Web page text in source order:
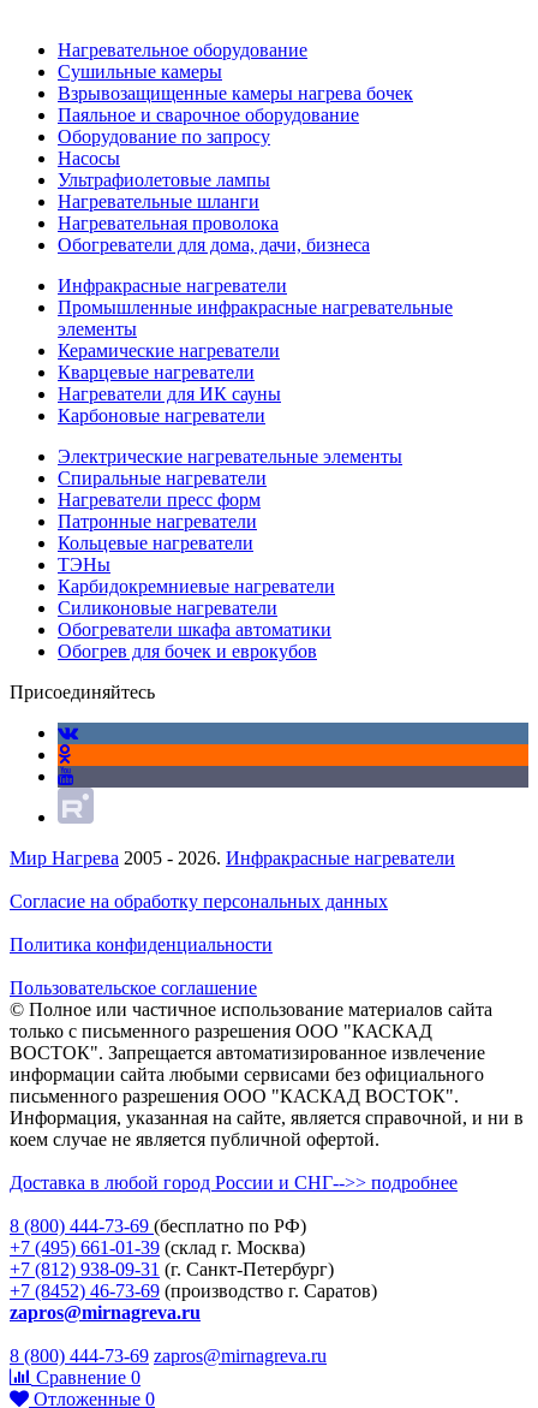
Нагревательное оборудование
Сушильные камеры
Взрывозащищенные камеры нагрева бочек
Паяльное и сварочное оборудование
Оборудование по запросу
Насосы
Ультрафиолетовые лампы
Нагревательные шланги
Нагревательная проволока
Обогреватели для дома, дачи, бизнеса
Инфракрасные нагреватели
Промышленные инфракрасные нагревательные
элементы
Керамические нагреватели
Кварцевые нагреватели
Нагреватели для ИК сауны
Карбоновые нагреватели
Электрические нагревательные элементы
Спиральные нагреватели
Нагреватели пресс форм
Патронные нагреватели
Кольцевые нагреватели
ТЭНы
Карбидокремниевые нагреватели
Силиконовые нагреватели
Обогреватели шкафа автоматики
Обогрев для бочек и еврокубов
Присоединяйтесь
Мир Нагрева 2005 - 2026. Инфракрасные нагреватели
Согласие на обработку персональных данных
Политика конфиденциальности
Пользовательское соглашение
© Полное или частичное использование материалов сайта
только с письменного разрешения ООО "КАСКАД
ВОСТОК". Запрещается автоматизированное извлечение
информации сайта любыми сервисами без официального
письменного разрешения ООО "КАСКАД ВОСТОК".
Информация, указанная на сайте, является справочной, и ни в
коем случае не является публичной офертой.
Доставка в любой город России и СНГ-->> подробнее
8 (800) 444-73-69 (бесплатно по РФ)
+7 (495) 661-01-39 (склад г. Москва)
+7 (812) 938-09-31 (г. Санкт-Петербург)
+7 (8452) 46-73-69 (производство г. Саратов)
zapros@mirnagreva.ru
8 (800) 444-73-69 zapros@mirnagreva.ru
Сравнение 0
Отложенные 0